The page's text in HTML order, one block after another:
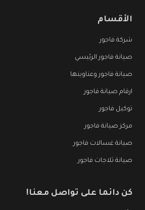
الأقسام
شركة فاجور
صيانة فاجور الرئيسي
صيانة فاجور وعناوينها
ارقام صيانة فاجور
توكيل فاجور
مركز صيانة فاجور
صيانة غسالات فاجور
صيانة ثلاجات فاجور
كن دائما على تواصل معنا!